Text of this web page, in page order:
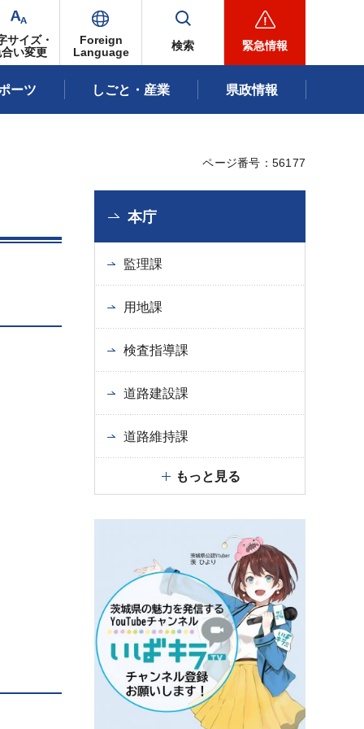
サイズ・
い変更
Foreign
Language
検索 緊急情報
ーツ しごと・産業 県政情報
ページ番号：56177
本庁
監理課
用地課
検査指導課
道路建設課
道路維持課
もっと見る